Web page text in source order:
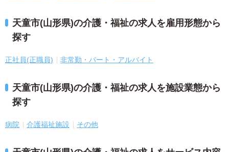
天童市(山形県)の介護・福祉の求人を雇用形態から
探す
正社員(正職員) 非常勤・パート・アルバイト
天童市(山形県)の介護・福祉の求人を施設業態から
探す
病院 介護福祉施設 その他